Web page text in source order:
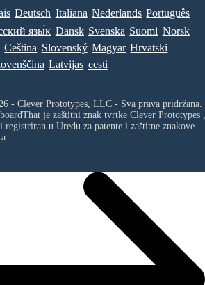
Deutsch Italiana Nederlands Português
язы́к Dansk Svenska Suomi Norsk
Ceština Slovenský Magyar Hrvatski
Latvijas eesti
- Clever Prototypes, LLC - Sva prava pridržana.
je zaštitni znak tvrtke Clever Prototypes ,
registriran u Uredu za patente i zaštitne znakove